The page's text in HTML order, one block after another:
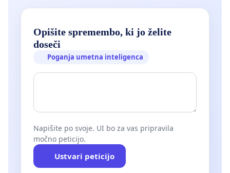
Opišite spremembo, ki jo želite
doseči
Poganja umetna inteligenca
Napišite po svoje. UI bo za vas pripravila
močno peticijo.
Ustvari peticijo